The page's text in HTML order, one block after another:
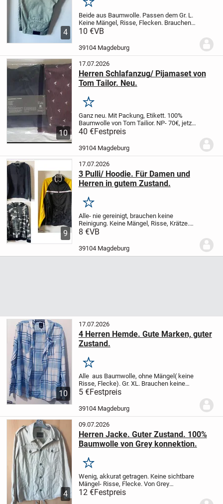
4
Merken
Beide aus Baumwolle. Passen dem Gr. L.
Keine Mängel, Risse, Flecken. Brauchen
keine Wäsche, Reinigung. Khaki von
kostet 12€. Versand 2,7€ als
Warensendung.
10 €VB
39104 Magdeburg
10
17.07.2026
Herren Schlafanzug/ Pijamaset von
Tom Tailor. Neu.
Merken
Ganz neu. Mit Packung, Etikett. 100%
Baumwolle von Tom Tailior. NP- 70€, jetzt'-
40€. Versand 5,49€/6,79€ versich.
40 €Festpreis
39104 Magdeburg
9
17.07.2026
3 Pulli/ Hoodie. Für Damen und
Herren in gutem Zustand.
Merken
Alle- nie gereinigt, brauchen keine
Reinigung. Keine Mängel, Risse, Krätze.
Passen L, XL. Militarisch- von Infinity,
Rhino. Jede kostet- 8€. Alle 3- 20€ für
8 €VB
39104 Magdeburg
10
17.07.2026
4 Herren Hemde. Gute Marken, guter
Zustand.
Merken
Alle aus Baumwolle, ohne Mängel( keine
Risse, Flecke). Gr. XL. Brauchen keine
Wäsche. 1.Langärmige: fast nie getragen.
So gut wie neu. Karriertes von WE, rose-
weisses- von Seidenstricker. Jedes-...
5 €Festpreis
39104 Magdeburg
4
09.07.2026
Herren Jacke. Guter Zustand. 100%
Baumwolle von Grey konnektion.
Merken
Wenig, akkurat getragen. Keine sichtbare
Mängel- Risse, Flecke. Von Grey
connektion. Oberstoff- 100% Baumwolle.
Passt Gr. 54(L).
12 €Festpreis